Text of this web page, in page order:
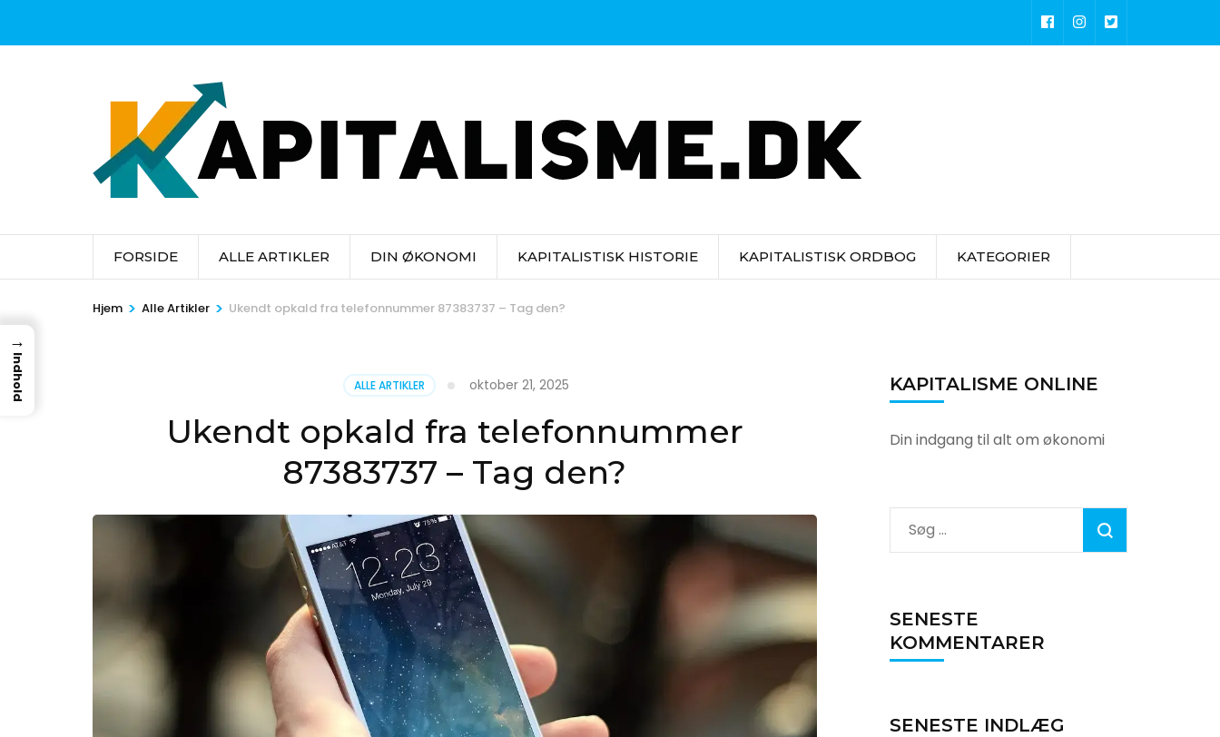
FORSIDE ALLE ARTIKLER DIN ØKONOMI KAPITALISTISK HISTORIE KAPITALISTISK ORDBOG KATEGORIER
Hjem > Alle Artikler > Ukendt opkald fra telefonnummer 87383737 – Tag den?
ALLE ARTIKLER oktober 21, 2025
Ukendt opkald fra telefonnummer
87383737 – Tag den?
KAPITALISME ONLINE
Din indgang til alt om økonomi
Søg
efter:
SENESTE
KOMMENTARER
SENESTE INDLÆG
→
Indhold